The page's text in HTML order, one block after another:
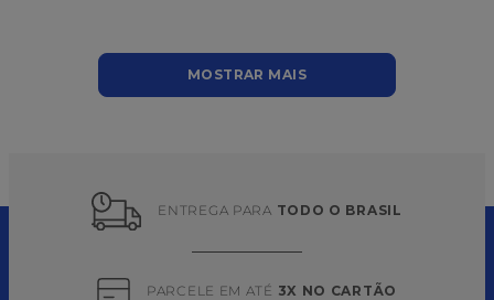
MOSTRAR MAIS
ENTREGA PARA TODO O BRASIL
PARCELE EM ATÉ 3X NO CARTÃO